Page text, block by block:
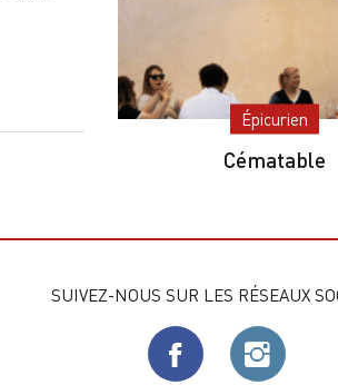
Épicurien
Cématable
SUIVEZ-NOUS SUR LES RÉSEAUX